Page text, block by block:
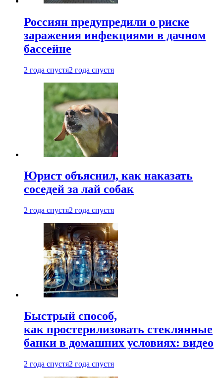
Россиян предупредили о риске
заражения инфекциями в дачном
бассейне
2 года спустя2 года спустя
Юрист объяснил, как наказать
соседей за лай собак
2 года спустя2 года спустя
Быстрый способ,
как простерилизовать стеклянные
банки в домашних условиях: видео
2 года спустя2 года спустя